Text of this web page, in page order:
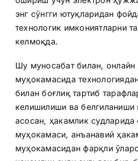
энг сўнгги ютуқларидан
технологик имкониятларни
келмоқда.
Шу муносабат билан, онлайн
муҳокамасида
билан боғлиқ тартиб
келишилиши ва белгиланиши
асосан, ҳакамлик
муҳокамаси, анъанавий
муҳокамасидан фарқли